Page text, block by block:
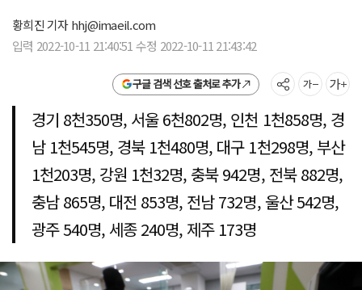
황희진 기자hhj@imaeil.com
입력 2022-10-11 21:40:51 수정 2022-10-11 21:43:42
구글 검색 선호 출처로 추가
경기 8천350명, 서울 6천802명, 인천 1천858명, 경
남 1천545명, 경북 1천480명, 대구 1천298명, 부산
1천203명, 강원 1천32명, 충북 942명, 전북 882명,
충남 865명, 대전 853명, 전남 732명, 울산 542명,
광주 540명, 세종 240명, 제주 173명